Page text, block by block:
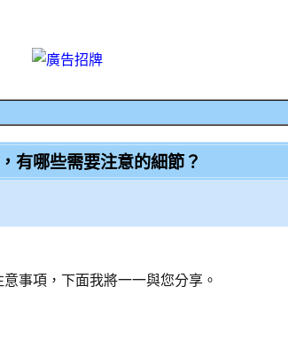
有哪些需要注意的細節？
事項，下面我將一一與您分享。